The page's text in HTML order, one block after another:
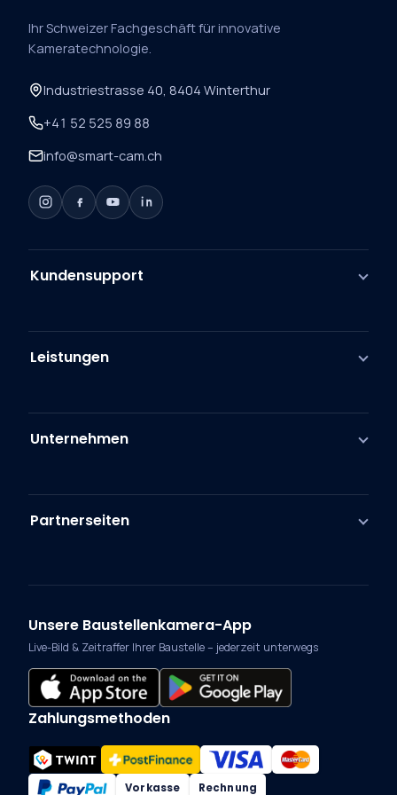
Ihr Schweizer Fachgeschäft für innovative
Kameratechnologie.
Industriestrasse 40, 8404 Winterthur
+41 52 525 89 88
info@smart-cam.ch
Kundensupport
Leistungen
Unternehmen
Partnerseiten
Unsere Baustellenkamera-App
Live-Bild & Zeitraffer Ihrer Baustelle – jederzeit unterwegs
Zahlungsmethoden
Vorkasse Rechnung